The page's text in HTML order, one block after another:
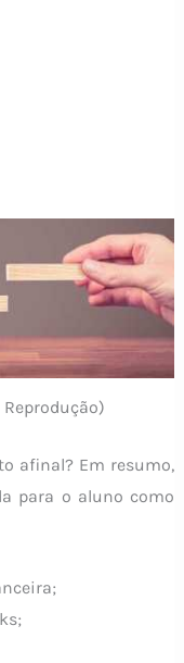
afinal? Em resumo,
para o aluno como